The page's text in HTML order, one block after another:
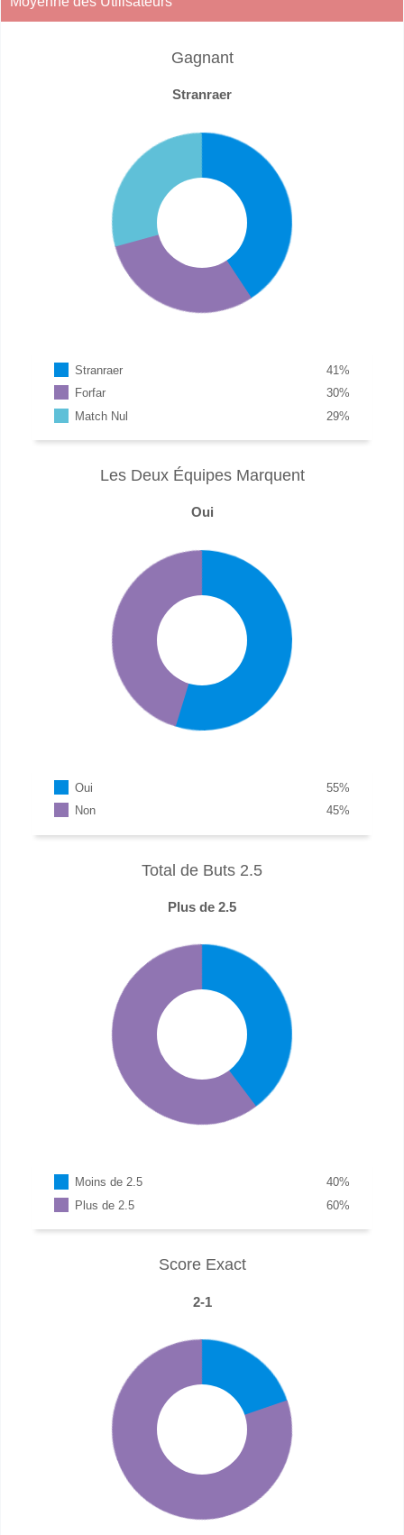
Gagnant
Stranraer
Stranraer %
41
Forfar
%
30
Match Nul
%
29
Les Deux Équipes Marquent
Oui
Oui %
55
Non
%
45
Total de Buts 2.5
Plus de 2.5
Moins de 2.5 %
40
Plus de 2.5
%
60
Score Exact
2-1